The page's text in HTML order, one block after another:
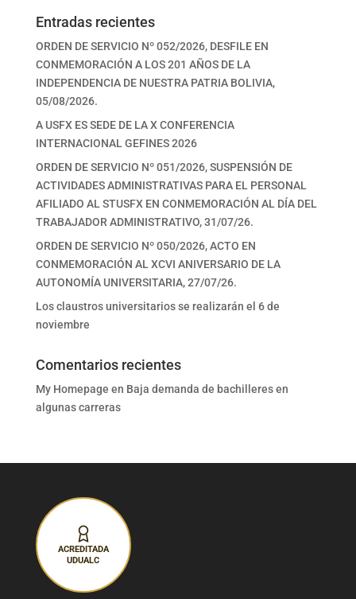
Entradas recientes
ORDEN DE SERVICIO Nº 052/2026, DESFILE EN
CONMEMORACIÓN A LOS 201 AÑOS DE LA
INDEPENDENCIA DE NUESTRA PATRIA BOLIVIA,
05/08/2026.
A USFX ES SEDE DE LA X CONFERENCIA
INTERNACIONAL GEFINES 2026
ORDEN DE SERVICIO Nº 051/2026, SUSPENSIÓN DE
ACTIVIDADES ADMINISTRATIVAS PARA EL PERSONAL
AFILIADO AL STUSFX EN CONMEMORACIÓN AL DÍA DEL
TRABAJADOR ADMINISTRATIVO, 31/07/26.
ORDEN DE SERVICIO Nº 050/2026, ACTO EN
CONMEMORACIÓN AL XCVI ANIVERSARIO DE LA
AUTONOMÍA UNIVERSITARIA, 27/07/26.
Los claustros universitarios se realizarán el 6 de
noviembre
Comentarios recientes
My Homepage en Baja demanda de bachilleres en
algunas carreras
ACREDITADA
UDUALC